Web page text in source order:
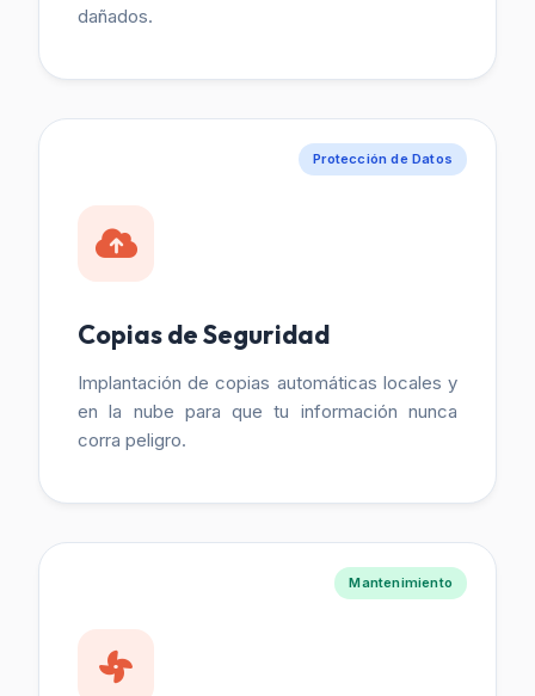
dañados.
Protección de Datos
Copias de Seguridad
Implantación de copias automáticas locales y
en la nube para que tu información nunca
corra peligro.
Mantenimiento